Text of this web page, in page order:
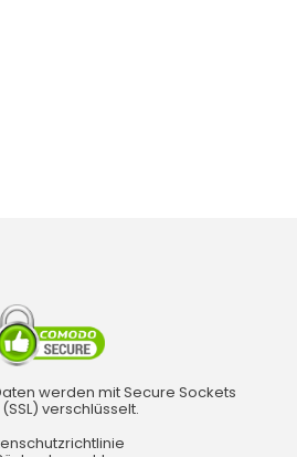
werden mit Secure Sockets
verschlüsselt.